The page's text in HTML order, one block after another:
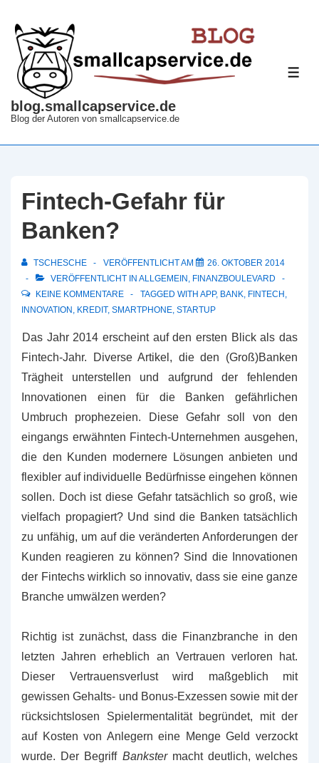
Zum
Inhalt
blog.smallcapservice.de
Blog der Autoren von smallcapservice.de
Fintech-Gefahr für
Banken?
TSCHESCHE VERÖFFENTLICHT AM
26. OKTOBER 2014
VERÖFFENTLICHT IN ALLGEMEIN, FINANZBOULEVARD
KEINE KOMMENTARE
TAGGED WITH APP, BANK, FINTECH,
INNOVATION, KREDIT, SMARTPHONE, STARTUP
Das Jahr 2014 erscheint auf den ersten Blick als das
Fintech-Jahr. Diverse Artikel, die den (Groß)Banken
Trägheit unterstellen und aufgrund der fehlenden
Innovationen einen für die Banken gefährlichen
Umbruch prophezeien. Diese Gefahr soll von den
eingangs erwähnten Fintech-Unternehmen ausgehen,
die den Kunden modernere Lösungen anbieten und
flexibler auf individuelle Bedürfnisse eingehen können
sollen. Doch ist diese Gefahr tatsächlich so groß, wie
vielfach propagiert? Und sind die Banken tatsächlich
zu unfähig, um auf die veränderten Anforderungen der
Kunden reagieren zu können? Sind die Innovationen
der Fintechs wirklich so innovativ, dass sie eine ganze
Branche umwälzen werden?
Richtig ist zunächst, dass die Finanzbranche in den
letzten Jahren erheblich an Vertrauen verloren hat.
Dieser Vertrauensverlust wird maßgeblich mit
gewissen Gehalts- und Bonus-Exzessen sowie mit der
rücksichtslosen Spielermentalität begründet, mit der
auf Kosten von Anlegern eine Menge Geld verzockt
wurde. Der Begriff Bankstermacht deutlich, welches